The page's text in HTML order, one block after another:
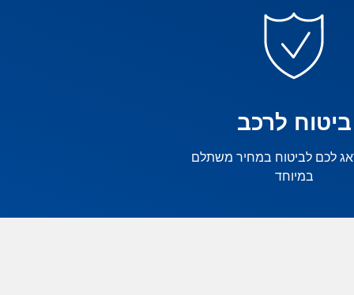
ביטוח לרכב
לכם לביטוח במחיר משתלם
במיוחד